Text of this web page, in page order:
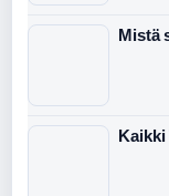
Mistä
Kaikki